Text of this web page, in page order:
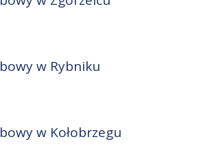
w Rybniku
w Kołobrzegu